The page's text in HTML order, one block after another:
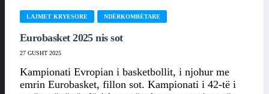
LAJMET KRYESORE NDËRKOMBËTARE
Eurobasket 2025 nis sot
27 GUSHT 2025
Kampionati Evropian i basketbollit, i njohur me
emrin Eurobasket, fillon sot. Kampionati i 42-të i